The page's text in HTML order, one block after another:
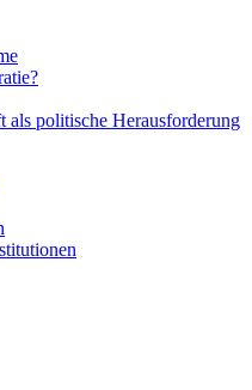
politische Herausforderung